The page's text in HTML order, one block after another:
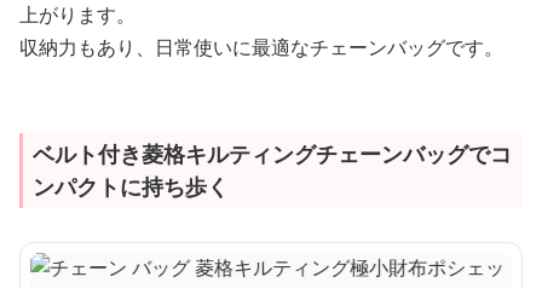
上がります。
収納力もあり、日常使いに最適なチェーンバッグです。
ベルト付き菱格キルティングチェーンバッグでコ
ンパクトに持ち歩く